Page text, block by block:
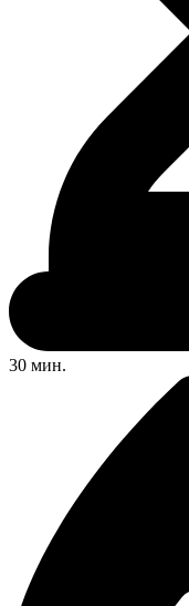
30 мин.